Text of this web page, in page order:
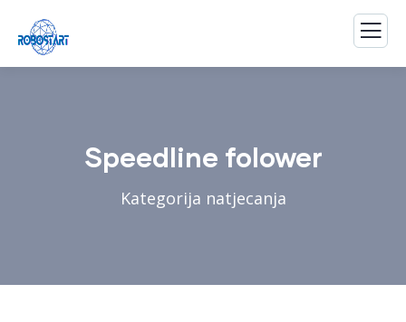
Speedline folower
Kategorija natjecanja